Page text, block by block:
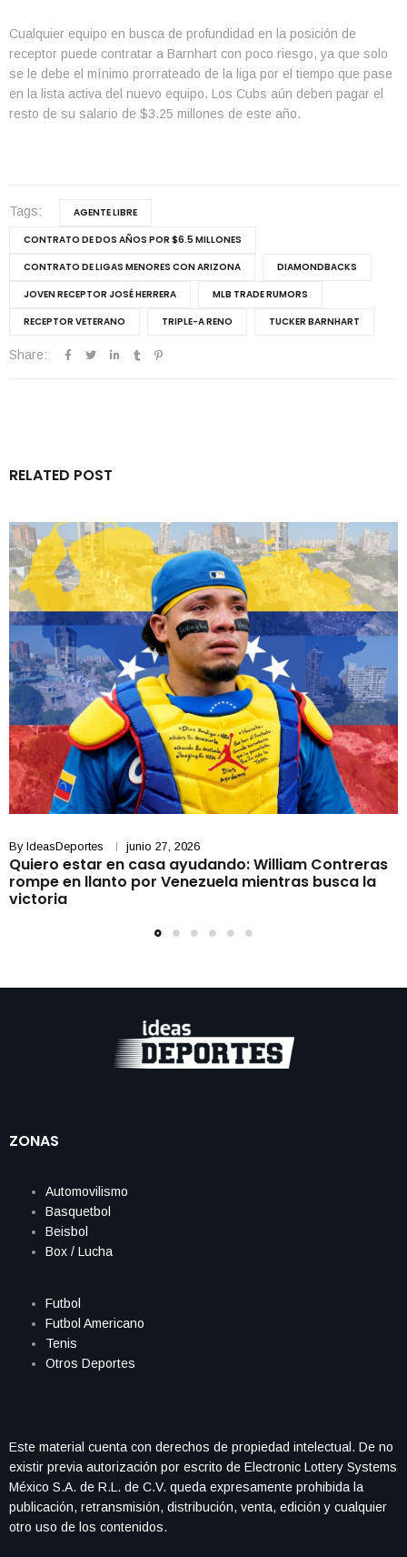
Cualquier equipo en busca de profundidad en la posición de
receptor puede contratar a Barnhart con poco riesgo, ya que solo
se le debe el mínimo prorrateado de la liga por el tiempo que pase
en la lista activa del nuevo equipo. Los Cubs aún deben pagar el
resto de su salario de $3.25 millones de este año.
Tags:
AGENTE LIBRE
CONTRATO DE DOS AÑOS POR $6.5 MILLONES
CONTRATO DE LIGAS MENORES CON ARIZONA
DIAMONDBACKS
JOVEN RECEPTOR JOSÉ HERRERA
MLB TRADE RUMORS
RECEPTOR VETERANO
TRIPLE-A RENO TUCKER BARNHART
Share:
RELATED POST
By IdeasDeportes junio 27, 2026
Quiero estar en casa ayudando: William Contreras
rompe en llanto por Venezuela mientras busca la
victoria
ZONAS
Automovilismo
Basquetbol
Beisbol
Box / Lucha
Futbol
Futbol Americano
Tenis
Otros Deportes
Este material cuenta con derechos de propiedad intelectual. De no
existir previa autorización por escrito de Electronic Lottery Systems
México S.A. de R.L. de C.V. queda expresamente prohibida la
publicación, retransmisión, distribución, venta, edición y cualquier
otro uso de los contenidos.